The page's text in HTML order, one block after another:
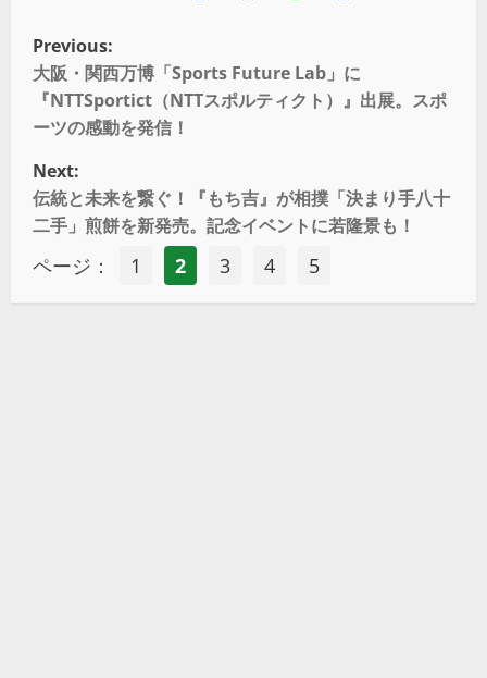
Previous:
大阪・関西万博「Sports Future Lab」に
『NTTSportict（NTTスポルティクト）』出展。スポ
ーツの感動を発信！
Next:
伝統と未来を繋ぐ！『もち吉』が相撲「決まり手八十
二手」煎餅を新発売。記念イベントに若隆景も！
ページ： 1 2 3 4 5